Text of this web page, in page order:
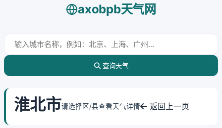
axobpb天气网
查询天气
淮北市请选择区/县查看天气详情 返回上一页